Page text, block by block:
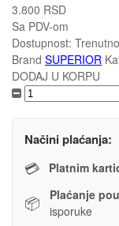
3.800 RSD
Sa PDV-om
Dostupnost:
Brand SUPERIOR
DODAJ U KORPU
Načini plaćanja:
💳 Platnim
📦 Plaćanje
isporuke